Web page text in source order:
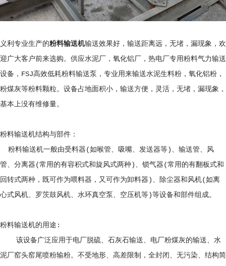
义利专业生产的粉料输送机输送效果好，输送距离远，无堵，漏现象，欢
迎广大客户前来选购。供应水泥厂，氧化铝厂，热电厂专用粉料气力输送
设备，FSJ高效低耗粉料输送泵，专业用来输送水泥生料粉，氧化铝粉，
粉煤灰等粉料颗粒。设备占地面积小，输送方便，灵活，无堵，漏现象，
基本上没有维修量。
粉料输送机结构与部件：
粉料输送机一般由受料器(如喉管、吸嘴、发送器等)、输送管、风
管、分离器(常用的有容积式和旋风式两种)、锁气器(常用的有翻板式和
回转式两种，既可作为喂料器，又可作为卸料器)、除尘器和风机(如离
心式风机、罗茨鼓风机、水环真空泵、空压机等)等设备和部件组成。
粉料输送机的用途:
该设备广泛应用于电厂脱硫、石灰石输送、电厂粉煤灰的输送、水
泥厂窑头窑尾喷粉输粉。不受地形、高差限制，全封闭、无污染、结构简